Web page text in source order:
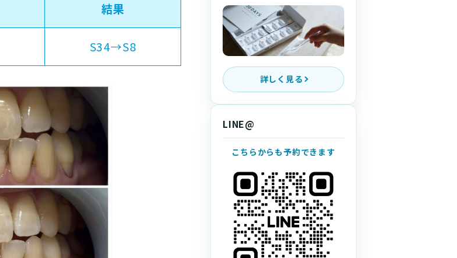
結果
S34→S8
詳しく見る
LINE@
こちらからも予約できます